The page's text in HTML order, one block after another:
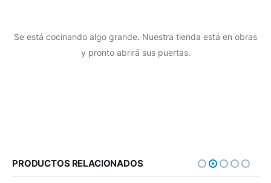
Se está cocinando algo grande. Nuestra tienda está en obras
y pronto abrirá sus puertas.
PRODUCTOS RELACIONADOS